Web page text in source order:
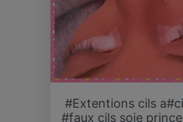
#Extentions cils
#faux cils soie